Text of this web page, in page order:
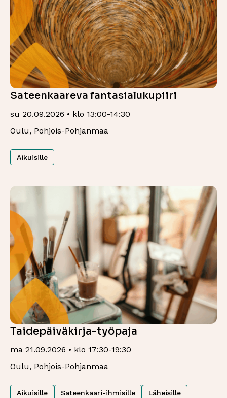
Sateenkaareva fantasialukupiiri
su 20.09.2026 • klo 13:00-14:30
Oulu, Pohjois-Pohjanmaa
Aikuisille
Taidepäiväkirja-työpaja
ma 21.09.2026 • klo 17:30-19:30
Oulu, Pohjois-Pohjanmaa
Aikuisille Sateenkaari-ihmisille Läheisille